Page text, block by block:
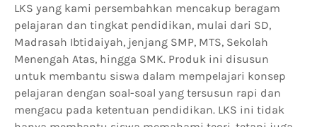
LKS yang kami persembahkan mencakup beragam
pelajaran dan tingkat pendidikan, mulai dari SD,
Madrasah Ibtidaiyah, jenjang SMP, MTS, Sekolah
Menengah Atas, hingga SMK. Produk ini disusun
untuk membantu siswa dalam mempelajari konsep
pelajaran dengan soal-soal yang tersusun rapi dan
mengacu pada ketentuan pendidikan. LKS ini tidak